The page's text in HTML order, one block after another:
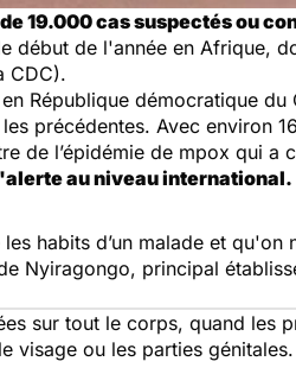
19.000 cas suspectés ou
début de l'année en Afrique,
CDC).
République démocratique du
précédentes. Avec environ
de l’épidémie de mpox qui a
au niveau international.
habits d’un malade et qu'on
Nyiragongo, principal
sur tout le corps, quand les
visage ou les parties